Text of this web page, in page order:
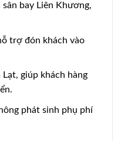
bay Liên Khương,
trợ đón khách vào
giúp khách hàng
phát sinh phụ phí